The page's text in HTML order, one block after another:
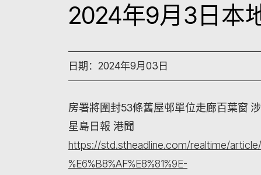
2024年9月3日本
日期：2024年9月03日
房署將圍封53條舊屋邨單位走廊百葉窗
星島日報 港聞
https://std.stheadline.com/realtime/article/
%E6%B8%AF%E8%81%9E-